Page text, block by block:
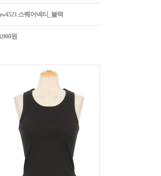
스퀘어넥티_블랙
원